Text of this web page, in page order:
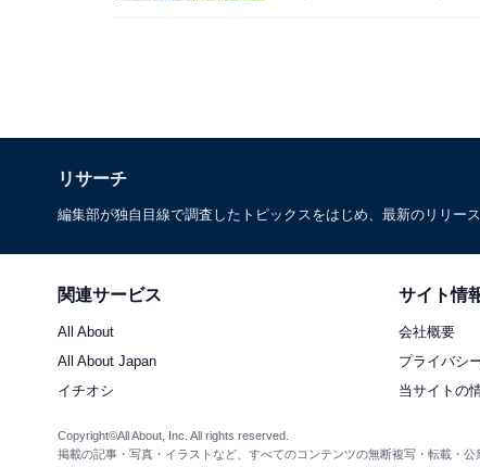
リサーチ
編集部が独自目線で調査したトピックスをはじめ、最新のリリー
関連サービス
All About
All About Japan
イチオシ
サイト情
会社概要
プライバシ
当サイトの
Copyright©All About, Inc. All rights reserved.
掲載の記事・写真・イラストなど、すべてのコンテンツの無断複写・転載・公